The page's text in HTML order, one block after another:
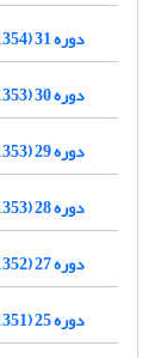
دوره 31 (1354)
دوره 30 (1353)
دوره 29 (1353)
دوره 28 (1353)
دوره 27 (1352)
دوره 25 (1351)